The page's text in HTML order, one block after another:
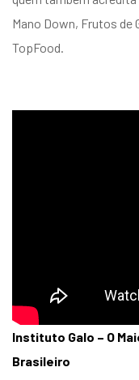
Mano Down, Frutos de
TopFood.
Instituto Galo – O
Brasileiro